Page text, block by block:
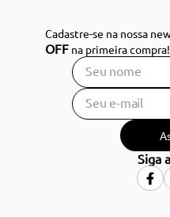
Cadastre-se na nossa
OFF na primeira compra!
Siga